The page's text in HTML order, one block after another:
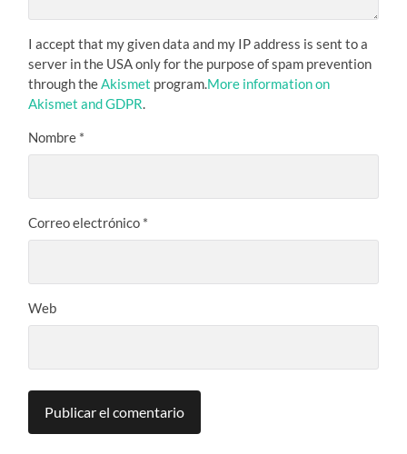
I accept that my given data and my IP address is sent to a
server in the USA only for the purpose of spam prevention
through theAkismet program.More information on
Akismet and GDPR.
Nombre *
Correo electrónico *
Web